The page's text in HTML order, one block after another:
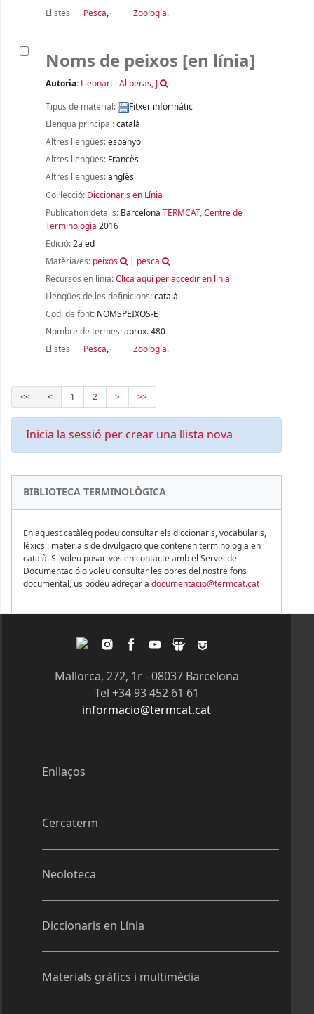
BIBLIOTECA TERMINOLÒGICA
En aquest catàleg podeu consultar els diccionaris, vocabularis,
lèxics i materials de divulgació que contenen terminologia en
català. Si voleu posar-vos en contacte amb el Servei de
Documentació o voleu consultar les obres del nostre fons
documental, us podeu adreçar a documentacio@termcat.cat
Llistes
Pesca, Zoologia.
Noms de peixos [en línia]
Autoria: Lleonart i Aliberas, J
Tipus de material:
Fitxer informàtic
Llengua principal:català
Altres llengües:espanyol
Altres llengües: Francès
Altres llengües:anglès
Col·lecció: Diccionaris en Línia
Publication details: Barcelona TERMCAT, Centre de
Terminologia 2016
Edició:2a ed
Matèria/es: peixos | pesca
Recursos en línia:Clica aquí per accedir en línia
Llengües de les definicions:català
Codi de font: NOMSPEIXOS-E
Nombre de termes:aprox. 480
Llistes
Pesca, Zoologia.
<< < 1 2 > >>
Inicia la sessió per crear una llista nova
Enllaços
Cercaterm
Neoloteca
Diccionaris en Línia
Materials gràfics i multimèdia
Mallorca, 272, 1r - 08037 Barcelona
Tel +34 93 452 61 61
informacio@termcat.cat